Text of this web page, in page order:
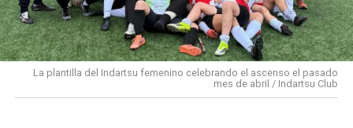
De hecho, más del 80% de los melanomas están
relacionados con esta exposición.
Otros factores importantes son:
• Haber sufrido quemaduras solares, especialmente
en la infancia
sociales: cero alcohol, planificación constante y un
control absoluto de todo. Entreno cinco días a la
semana, unas dos horas al día, trabajando distintos
grupos musculares. Y el descanso es igual de
importante que el entrenamiento.
La plantilla del Indartsu femenino celebrando el ascenso el pasado
mes de abril / Indartsu Club